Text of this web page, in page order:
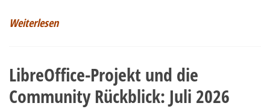
Weiterlesen
LibreOffice-Projekt und die
Community Rückblick: Juli 2026